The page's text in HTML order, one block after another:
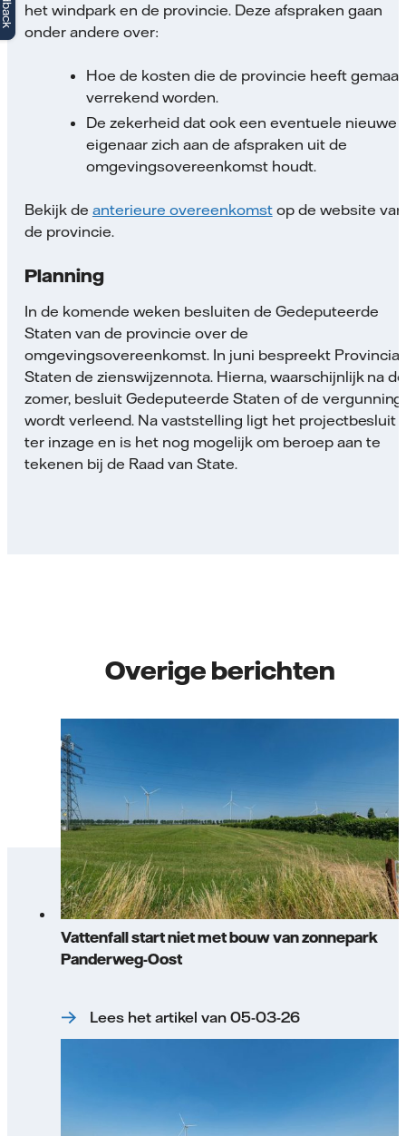
het windpark en de provincie. Deze afspraken gaan
onder andere over:
Hoe de kosten die de provincie heeft
verrekend worden.
De zekerheid dat ook een eventuele nieuwe
eigenaar zich aan de afspraken uit de
omgevingsovereenkomst houdt.
Bekijk de anterieure overeenkomstop de website van
de provincie.
Planning
In de komende weken besluiten de Gedeputeerde
Staten van de provincie over de
omgevingsovereenkomst. In juni bespreekt
Staten de zienswijzennota. Hierna, waarschijnlijk na de
zomer, besluit Gedeputeerde Staten of de vergunning
wordt verleend. Na vaststelling ligt het projectbesluit
ter inzage en is het nog mogelijk om beroep aan te
tekenen bij de Raad van State.
Overige berichten
Vattenfall start niet met bouw van zonnepark
Panderweg-Oost
Lees het artikel van 05-03-26